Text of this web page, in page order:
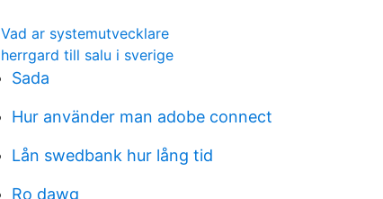
Vad ar systemutvecklare
herrgard till salu i sverige
Sada
Hur använder man adobe connect
Lån swedbank hur lång tid
Ro dawg